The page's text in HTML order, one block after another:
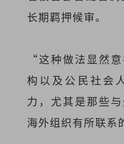
长期羁押候审。
“这种做法显然
构以及公民社会
力，尤其是那些
海外组织有所联系